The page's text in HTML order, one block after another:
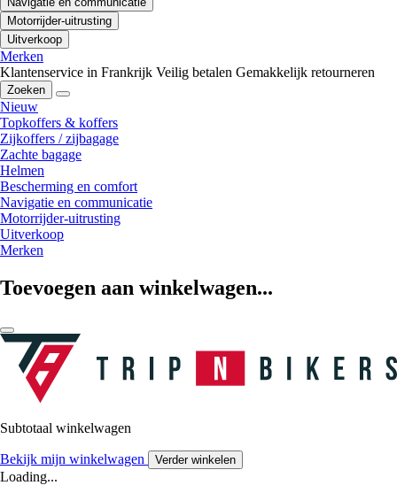
Motorrijder-uitrusting
Uitverkoop
Merken
Klantenservice in Frankrijk Veilig betalen Gemakkelijk retourneren
Zoeken
Nieuw
Topkoffers & koffers
Zijkoffers / zijbagage
Zachte bagage
Helmen
Bescherming en comfort
Navigatie en communicatie
Motorrijder-uitrusting
Uitverkoop
Merken
Toevoegen aan winkelwagen...
Subtotaal winkelwagen
Bekijk mijn winkelwagen Verder winkelen
Loading...